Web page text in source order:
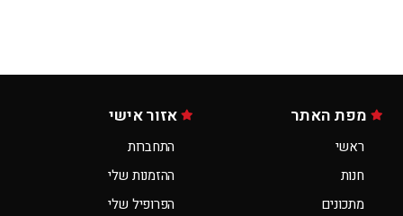
מפת האתר
ראשי
חנות
מתכונים
אזור אישי
התחברות
ההזמנות שלי
הפרופיל שלי